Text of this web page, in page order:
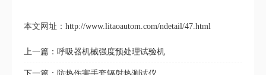
本文网址： http://www.litaoautom.com/ndetail/47.html
上一篇： 呼吸器机械强度预处理试验机